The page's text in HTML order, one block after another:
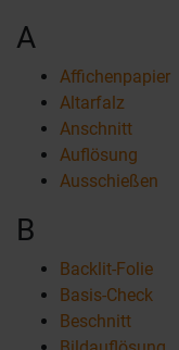
A
Affichenpapier
Altarfalz
Anschnitt
Auflösung
Ausschießen
B
Backlit-Folie
Basis-Check
Beschnitt